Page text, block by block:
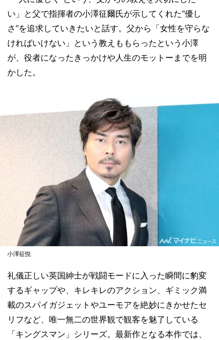
い」と父で指揮者の小澤征爾氏が示してくれた“優し
さ”を追求していきたいと話す。父から「女性を守らな
ければいけない」という教えももらったという小澤
が、役者になったきっかけや人生のモットーまでを明
かした。
小澤征悦
礼儀正しい英国紳士が戦闘モードに入った瞬間に豹変
するギャップや、キレキレのアクション、ギミック満
載のスパイガジェットやユーモアを絶妙にきかせたセ
リフなど、唯一無二の世界観で観客を魅了している
「キングスマン」シリーズ。最新作となる本作では、